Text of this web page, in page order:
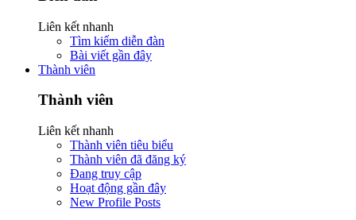
Liên kết nhanh
Tìm kiếm diễn đàn
Bài viết gần đây
Thành viên
Thành viên
Liên kết nhanh
Thành viên tiêu biểu
Thành viên đã đăng ký
Đang truy cập
Hoạt động gần đây
New Profile Posts